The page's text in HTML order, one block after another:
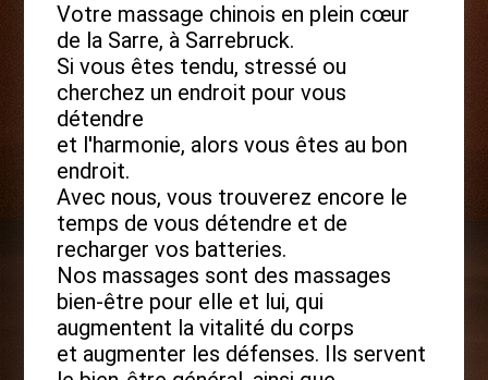
Votre massage chinois en plein cœur
de la Sarre, à Sarrebruck.
Si vous êtes tendu, stressé ou
cherchez un endroit pour vous
détendre
et l'harmonie, alors vous êtes au bon
endroit.
Avec nous, vous trouverez encore le
temps de vous détendre et de
recharger vos batteries.
Nos massages sont des massages
bien-être pour elle et lui, qui
augmentent la vitalité du corps
et augmenter les défenses. Ils servent